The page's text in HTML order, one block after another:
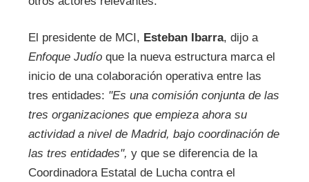
El presidente de MCI, Esteban Ibarra, dijo a
Enfoque Judíoque la nueva estructura marca el
inicio de una colaboración operativa entre las
tres entidades: "Es una comisión conjunta de las
tres organizaciones que empieza ahora su
actividad a nivel de Madrid, bajo coordinación de
las tres entidades", y que se diferencia de la
Coordinadora Estatal de Lucha contra el